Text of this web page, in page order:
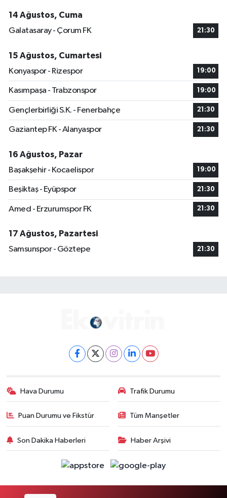
14 Ağustos, Cuma
Galatasaray - Çorum FK
21:30
15 Ağustos, Cumartesi
Konyaspor - Rizespor
19:00
Kasımpaşa - Trabzonspor 19:00
Gençlerbirliği S.K. - Fenerbahçe 21:30
Gaziantep FK - Alanyaspor 21:30
16 Ağustos, Pazar
Başakşehir - Kocaelispor
19:00
Beşiktaş - Eyüpspor 21:30
Amed - Erzurumspor FK 21:30
17 Ağustos, Pazartesi
Samsunspor - Göztepe
21:30
Hava Durumu Trafik Durumu
Puan Durumu ve Fikstür Tüm Manşetler
Son Dakika Haberleri Haber Arşivi